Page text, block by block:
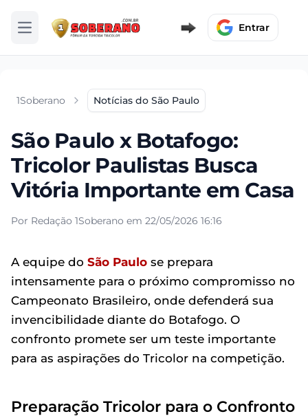
Abrir menu Entrar
1Soberano Notícias do São Paulo
São Paulo x Botafogo:
Tricolor Paulistas Busca
Vitória Importante em Casa
Por Redação 1Soberano em 22/05/2026 16:16
A equipe do São Paulo se prepara
intensamente para o próximo compromisso no
Campeonato Brasileiro, onde defenderá sua
invencibilidade diante do Botafogo. O
confronto promete ser um teste importante
para as aspirações do Tricolor na competição.
Preparação Tricolor para o Confronto